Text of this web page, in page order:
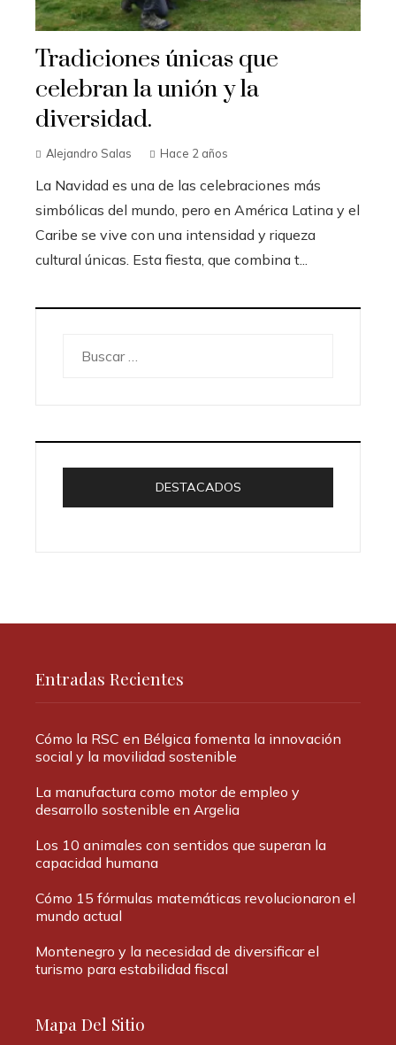
Tradiciones únicas que
celebran la unión y la
diversidad.
Alejandro Salas Hace 2 años
La Navidad es una de las celebraciones más
simbólicas del mundo, pero en América Latina y el
Caribe se vive con una intensidad y riqueza
cultural únicas. Esta fiesta, que combina t...
DESTACADOS
Entradas Recientes
Cómo la RSC en Bélgica fomenta la innovación
social y la movilidad sostenible
La manufactura como motor de empleo y
desarrollo sostenible en Argelia
Los 10 animales con sentidos que superan la
capacidad humana
Cómo 15 fórmulas matemáticas revolucionaron el
mundo actual
Montenegro y la necesidad de diversificar el
turismo para estabilidad fiscal
Mapa Del Sitio